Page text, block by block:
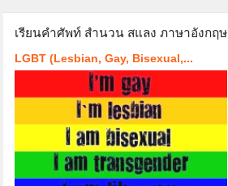
เรียนคำศัพท์ สำนวน สแลง ภาษาอังกฤษ
LGBT (Lesbian, Gay, Bisexual,...